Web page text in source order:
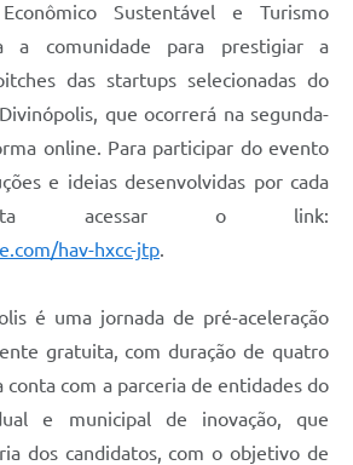
Sustentável e Turismo
a comunidade para prestigiar a
das startups selecionadas do
que ocorrerá na segunda-
online. Para participar do evento
e ideias desenvolvidas por cada
acessar o link:
hav-hxcc-jtp
é uma jornada de pré-aceleração
gratuita, com duração de quatro
conta com a parceria de entidades do
e municipal de inovação, que
dos candidatos, com o objetivo de